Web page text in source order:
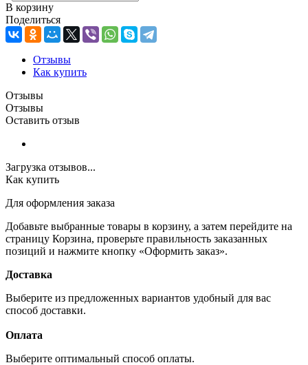
В корзину
Поделиться
Отзывы
Как купить
Отзывы
Отзывы
Оставить отзыв
Загрузка отзывов...
Как купить
Для оформления заказа
Добавьте выбранные товары в корзину, а затем перейдите на
страницу Корзина, проверьте правильность заказанных
позиций и нажмите кнопку «Оформить заказ».
Доставка
Выберите из предложенных вариантов удобный для вас
способ доставки.
Оплата
Выберите оптимальный способ оплаты.